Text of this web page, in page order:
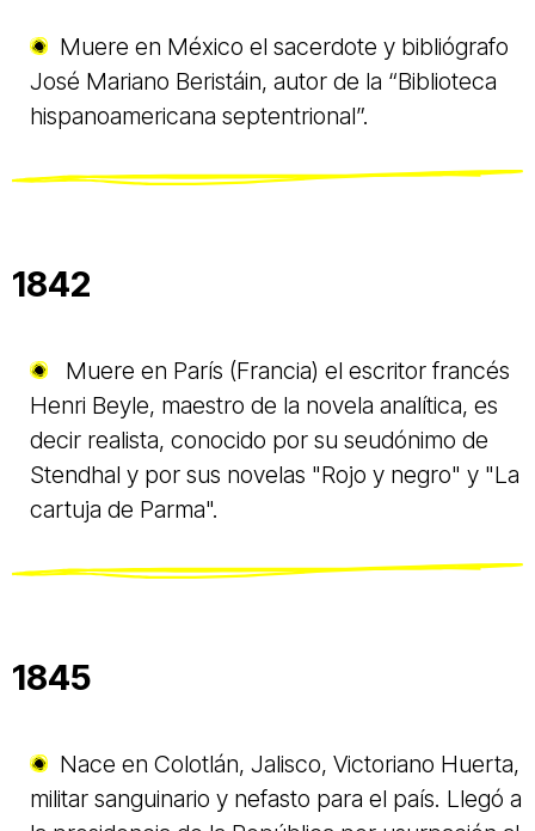
Muere en México el sacerdote y bibliógrafo
José Mariano Beristáin, autor de la “Biblioteca
hispanoamericana septentrional”.
1842
Muere en París (Francia) el escritor francés
Henri Beyle, maestro de la novela analítica, es
decir realista, conocido por su seudónimo de
Stendhal y por sus novelas "Rojo y negro" y "La
cartuja de Parma".
1845
Nace en Colotlán, Jalisco, Victoriano Huerta,
militar sanguinario y nefasto para el país. Llegó a